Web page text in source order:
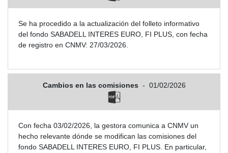
Se ha procedido a la actualización del folleto informativo
del fondo SABADELL INTERES EURO, FI PLUS, con fecha
de registro en CNMV: 27/03/2026.
Cambios en las comisiones - 01/02/2026
Con fecha 03/02/2026, la gestora comunica a CNMV un
hecho relevante dónde se modifican las comisiones del
fondo SABADELL INTERES EURO, FI PLUS. En particular,